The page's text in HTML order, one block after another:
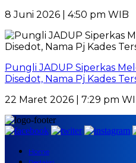
8 Juni 2026 | 4:50 pm WIB
Pungli JADUP Siperkas
Disedot, Nama Pj Kades
22 Maret 2026 | 7:29 pm
Home